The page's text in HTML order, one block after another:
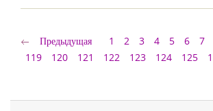
Предыдущая 1 2 3 4 5 6 7
119
120 121 122 123 124 125